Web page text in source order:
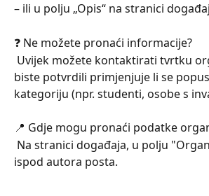
– ili u polju „Opis“ na stranici
❓ Ne možete pronaći informacije?
biste potvrdili primjenjuje li se
kategoriju (npr. studenti, osobe s
📍 Gdje mogu pronaći podatke
ispod autora posta.